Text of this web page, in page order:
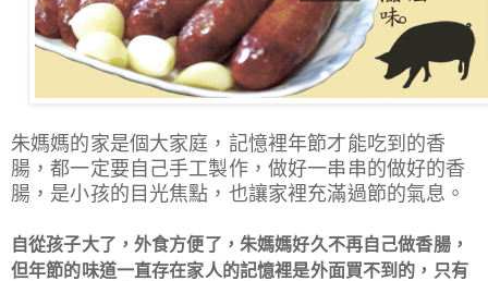
朱媽媽的家是個大家庭，記憶裡年節才能吃到的香
腸，都一定要自己手工製作，做好一串串的做好的香
腸，是小孩的目光焦點，也讓家裡充滿過節的氣息。
自從孩子大了，外食方便了，朱媽媽好久不再自己做香腸，
但年節的味道一直存在家人的記憶裡是外面買不到的，只有